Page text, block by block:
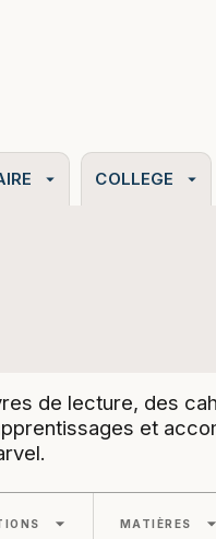
arrow_drop_down COLLEGE arrow_drop_down
de lecture, des
et
arrow_drop_down MATIÈRES arrow_drop_down